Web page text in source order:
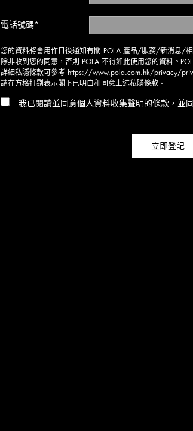
電話號碼*
您的資料將會用作日後通知有關 POLA 產品/服務/新消息/相
除非收到您的同意，否則 POLA 不得如此使用您的資料。
詳細私隱條款可參考 https://www.pola.com.hk/privacy/
請在方格打剔表示閣下已明白和同意上述私隱條款。
我已閱讀並同意個人資料收集聲明的條款，並
立即登記